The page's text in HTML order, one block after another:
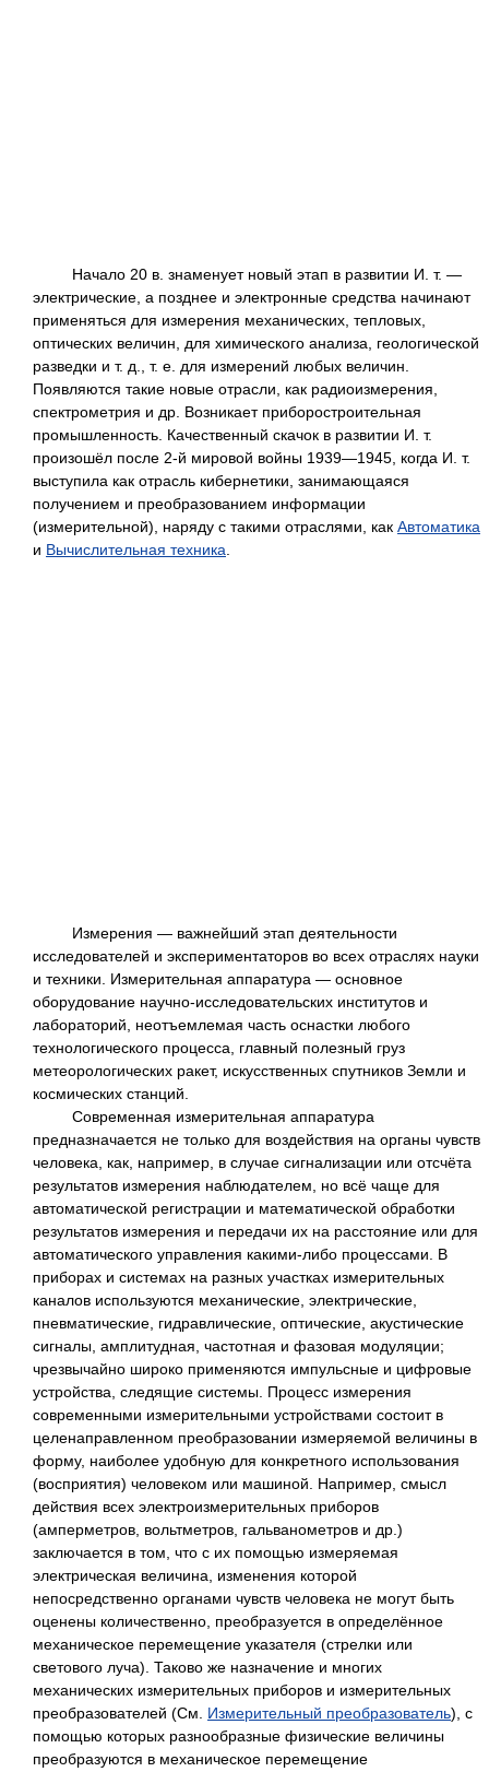
Начало 20 в. знаменует новый этап в развитии И. т. —
электрические, а позднее и электронные средства начинают
применяться для измерения механических, тепловых,
оптических величин, для химического анализа, геологической
разведки и т. д., т. е. для измерений любых величин.
Появляются такие новые отрасли, как радиоизмерения,
спектрометрия и др. Возникает приборостроительная
промышленность. Качественный скачок в развитии И. т.
произошёл после 2-й мировой войны 1939—1945, когда И. т.
выступила как отрасль кибернетики, занимающаяся
получением и преобразованием информации
(измерительной), наряду с такими отраслями, как Автоматика
и Вычислительная техника
Измерения — важнейший этап деятельности
исследователей и экспериментаторов во всех отраслях науки
и техники. Измерительная аппаратура — основное
оборудование научно-исследовательских институтов и
лабораторий, неотъемлемая часть оснастки любого
технологического процесса, главный полезный груз
метеорологических ракет, искусственных спутников Земли и
космических станций.
Современная измерительная аппаратура
предназначается не только для воздействия на органы чувств
человека, как, например, в случае сигнализации или отсчёта
результатов измерения наблюдателем, но всё чаще для
автоматической регистрации и математической обработки
результатов измерения и передачи их на расстояние или для
автоматического управления какими-либо процессами. В
приборах и системах на разных участках измерительных
каналов используются механические, электрические,
пневматические, гидравлические, оптические, акустические
сигналы, амплитудная, частотная и фазовая модуляции;
чрезвычайно широко применяются импульсные и цифровые
устройства, следящие системы. Процесс измерения
современными измерительными устройствами состоит в
целенаправленном преобразовании измеряемой величины в
форму, наиболее удобную для конкретного использования
(восприятия) человеком или машиной. Например, смысл
действия всех электроизмерительных приборов
(амперметров, вольтметров, гальванометров и др.)
заключается в том, что с их помощью измеряемая
электрическая величина, изменения которой
непосредственно органами чувств человека не могут быть
оценены количественно, преобразуется в определённое
механическое перемещение указателя (стрелки или
светового луча). Таково же назначение и многих
механических измерительных приборов и измерительных
преобразователей (См. Измерительный преобразователь), с
помощью которых разнообразные физические величины
преобразуются в механическое перемещение